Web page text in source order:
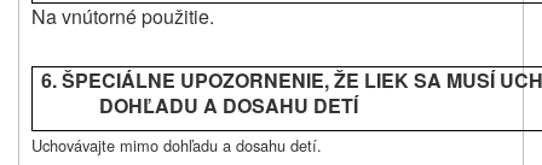
Na vnútorné použitie.
6. ŠPECIÁLNE UPOZORNENIE, ŽE LIEK SA MUSÍ
DOHĽADU A DOSAHU DETÍ
Uchovávajte mimo dohľadu a dosahu detí.